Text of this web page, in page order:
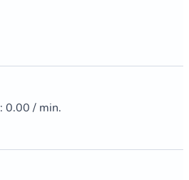
: 0.00 / min.